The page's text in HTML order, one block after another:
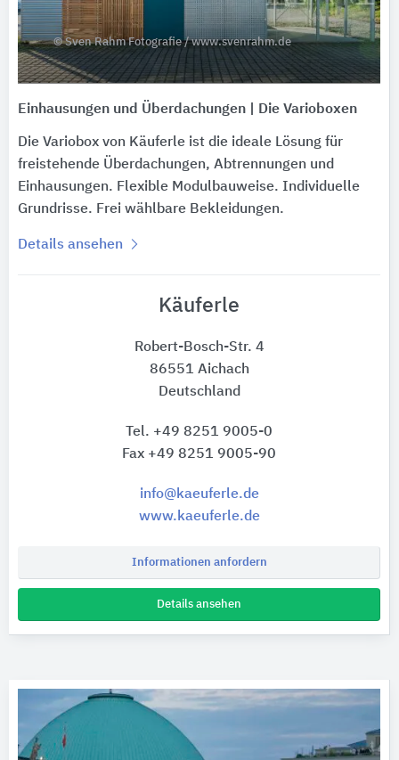
© Sven Rahm Fotografie / www.svenrahm.de
Einhausungen und Überdachungen | Die Varioboxen
Die Variobox von Käuferle ist die ideale Lösung für
freistehende Überdachungen, Abtrennungen und
Einhausungen. Flexible Modulbauweise. Individuelle
Grundrisse. Frei wählbare Bekleidungen.
Details ansehen
Käuferle
Robert-Bosch-Str. 4
86551 Aichach
Deutschland
Tel. +49 8251 9005-0
Fax +49 8251 9005-90
info@kaeuferle.de
www.kaeuferle.de
Informationen anfordern
Details ansehen